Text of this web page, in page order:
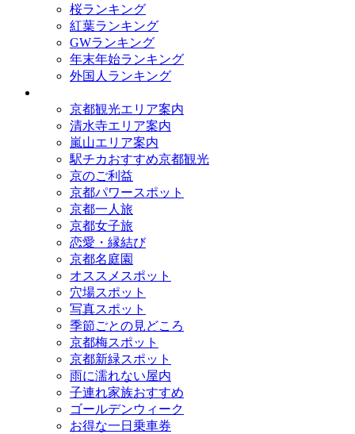
桜ランキング
紅葉ランキング
GWランキング
年末年始ランキング
外国人ランキング
京都観光エリア案内
清水寺エリア案内
嵐山エリア案内
駅チカおすすめ京都観光
京のご利益
京都パワースポット
京都一人旅
京都女子旅
恋愛・縁結び
京都名庭園
オススメスポット
穴場スポット
写真スポット
季節ごとの見どころ
京都梅スポット
京都新緑スポット
雨に濡れない屋内
子連れ家族おすすめ
ゴールデンウィーク
お得な一日乗車券